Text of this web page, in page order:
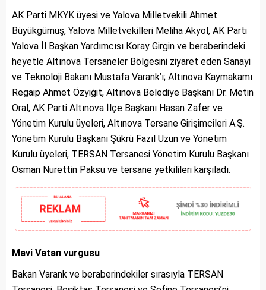
AK Parti MKYK üyesi ve Yalova Milletvekili Ahmet
Büyükgümüş, Yalova Milletvekilleri Meliha Akyol, AK Parti
Yalova İl Başkan Yardımcısı Koray Girgin ve beraberindeki
heyetle Altınova Tersaneler Bölgesini ziyaret eden Sanayi
ve Teknoloji Bakanı Mustafa Varank’ı; Altınova Kaymakamı
Regaip Ahmet Özyiğit, Altınova Belediye Başkanı Dr. Metin
Oral, AK Parti Altınova İlçe Başkanı Hasan Zafer ve
Yönetim Kurulu üyeleri, Altınova Tersane Girişimcileri A.Ş.
Yönetim Kurulu Başkanı Şükrü Fazıl Uzun ve Yönetim
Kurulu üyeleri, TERSAN Tersanesi Yönetim Kurulu Başkanı
Osman Nurettin Paksu ve tersane yetkilileri karşıladı.
Mavi Vatan vurgusu
Bakan Varank ve beraberindekiler sırasıyla TERSAN